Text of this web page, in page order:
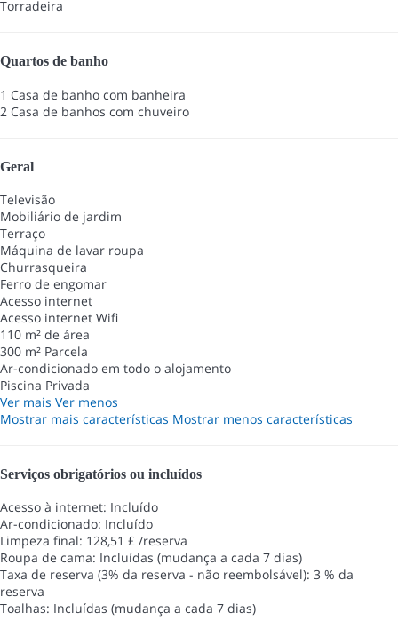
Torradeira
Quartos de banho
1 Casa de banho com banheira
2 Casa de banhos com chuveiro
Geral
Televisão
Mobiliário de jardim
Terraço
Máquina de lavar roupa
Churrasqueira
Ferro de engomar
Acesso internet
Acesso internet Wifi
110 m² de área
300 m² Parcela
Ar-condicionado em todo o alojamento
Piscina Privada
Ver mais Ver menos
Mostrar mais características Mostrar menos características
Serviços obrigatórios ou incluídos
Acesso à internet: Incluído
Ar-condicionado: Incluído
Limpeza final: 128,51 £ /reserva
Roupa de cama: Incluídas (mudança a cada 7 dias)
Taxa de reserva (3% da reserva - não reembolsável): 3 % da
reserva
Toalhas: Incluídas (mudança a cada 7 dias)